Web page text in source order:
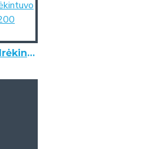
Adiabatinio oro drėkintuvo HUMON H200, HV200 drėkinimo korys